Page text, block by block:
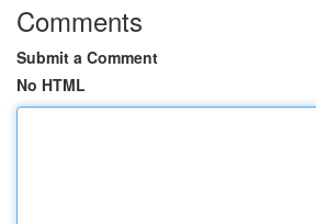
Comments
Submit a Comment
No HTML